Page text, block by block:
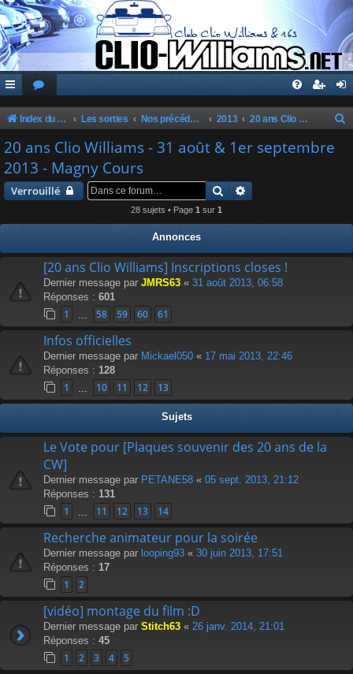
Index du forum Les sorties Nos précédentes sorties 2013 20 ans Clio Williams - 31 août & 1er septembre 2013 - Magny Cours
20 ans Clio Williams - 31 août & 1er septembre
2013 - Magny Cours
Verrouillé Rechercher
28 sujets • Page 1 sur 1
Annonces
[20 ans Clio Williams] Inscriptions closes !
Dernier message par JMRS63 « 31 août 2013, 06:58
Réponses : 601
1 58 59 60 61
Infos officielles
Dernier message par Mickael050 « 17 mai 2013, 22:46
Réponses : 128
1 10 11 12 13
Sujets
Le Vote pour [Plaques souvenir des 20 ans de la
CW]
Dernier message par PETANE58 « 05 sept. 2013, 21:12
Réponses : 131
1 11 12 13 14
Recherche animateur pour la soirée
Dernier message par looping93 « 30 juin 2013, 17:51
Réponses : 17
1 2
[vidéo] montage du film :D
Dernier message par Stitch63 « 26 janv. 2014, 21:01
Réponses : 45
1 2 3 4 5